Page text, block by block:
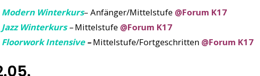
Modern Winterkurs– Anfänger/Mittelstufe @Forum K17
Jazz Winterkurs–Mittelstufe @Forum K17
Floorwork Intensive–Mittelstufe/Fortgeschritten @Forum K17